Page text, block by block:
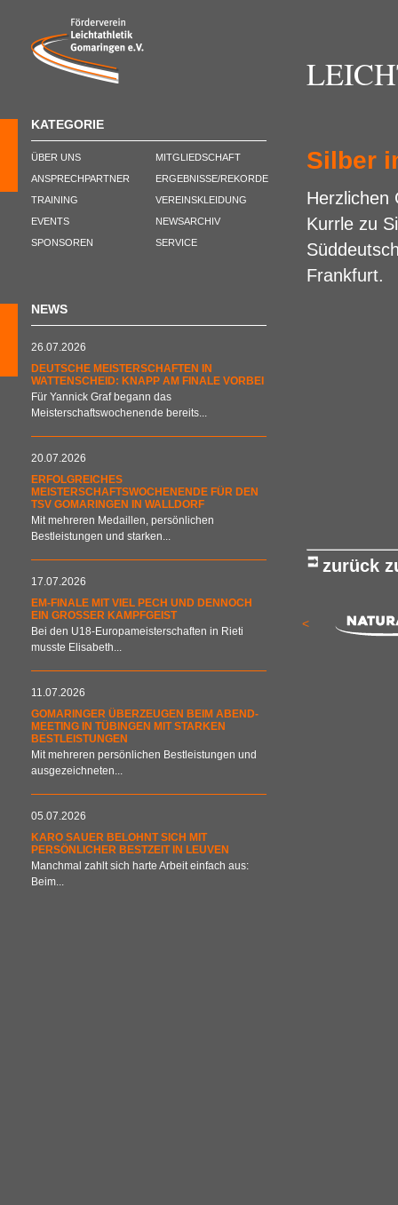
KATEGORIE
ÜBER UNS
ANSPRECHPARTNER
TRAINING
EVENTS
SPONSOREN
MITGLIEDSCHAFT
ERGEBNISSE/REKORDE
VEREINSKLEIDUNG
NEWSARCHIV
SERVICE
NEWS
26.07.2026
DEUTSCHE MEISTERSCHAFTEN IN
WATTENSCHEID: KNAPP AM FINALE VORBEI
Für Yannick Graf begann das
Meisterschaftswochenende bereits...
20.07.2026
ERFOLGREICHES
MEISTERSCHAFTSWOCHENENDE FÜR DEN
TSV GOMARINGEN IN WALLDORF
Mit mehreren Medaillen, persönlichen
Bestleistungen und starken...
17.07.2026
EM-FINALE MIT VIEL PECH UND DENNOCH
EIN GROSSER KAMPFGEIST
Bei den U18-Europameisterschaften in Rieti
musste Elisabeth...
11.07.2026
GOMARINGER ÜBERZEUGEN BEIM ABEND-
MEETING IN TÜBINGEN MIT STARKEN
BESTLEISTUNGEN
Mit mehreren persönlichen Bestleistungen und
ausgezeichneten...
05.07.2026
KARO SAUER BELOHNT SICH MIT
PERSÖNLICHER BESTZEIT IN LEUVEN
Manchmal zahlt sich harte Arbeit einfach aus:
Beim...
Silber
Herzlichen
Kurrle zu
Frankfurt.
zurück
<